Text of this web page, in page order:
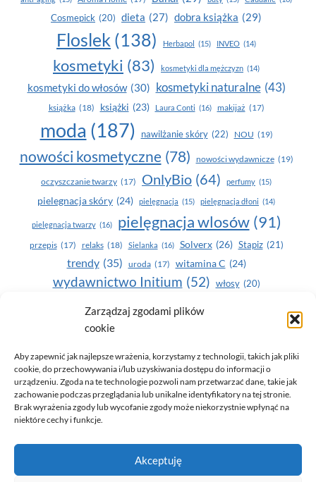
Zarządzaj zgodami plików
cookie
Aby zapewnić jak najlepsze wrażenia, korzystamy z technologii, takich jak pliki
cookie, do przechowywania i/lub uzyskiwania dostępu do informacji o
urządzeniu. Zgoda na te technologie pozwoli nam przetwarzać dane, takie jak
zachowanie podczas przeglądania lub unikalne identyfikatory na tej stronie.
Brak wyrażenia zgody lub wycofanie zgody może niekorzystnie wpłynąć na
niektóre cechy i funkcje.
Akceptuję
Cosmepick (20) dieta (27) dobra książka (29)
Floslek (138) Herbapol (15) INVEO (14)
kosmetyki (83) kosmetyki dla mężczyzn (14)
kosmetyki do włosów (30) kosmetyki naturalne (43)
książka (18) książki (23) Laura Conti (16) makijaż (17)
moda (187) nawilżanie skóry (22) NOU (19)
nowości kosmetyczne (78) nowości wydawnicze (19)
oczyszczanie twarzy (17) OnlyBio (64) perfumy (15)
pielegnacja skóry (24) pielęgnacja (15) pielęgnacja dłoni (14)
pielęgnacja twarzy (16) pielęgnacja wlosów (91)
przepis (17) relaks (18) Sielanka (16) Solverx (26) Stapiz (21)
trendy (35) uroda (17) witamina C (24)
wydawnictwo Initium (52) włosy (20)
Yasumi(164) zdrowe zęby
zdrowie
© 2026 Only You - portal dla kobiet (uroda, moda, zdrowie)
opracowanie:AZDOBRESTRONY